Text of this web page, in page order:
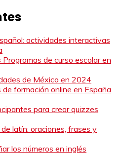
actividades interactivas
de curso escolar en
de México en 2024
de formación online en España
para crear quizzes
latín: oraciones, frases y
los números en inglés